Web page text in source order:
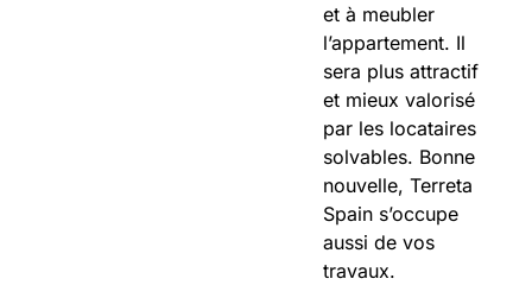
et à meubler
l’appartement. Il
sera plus attractif
et mieux valorisé
par les locataires
solvables. Bonne
nouvelle, Terreta
Spain s’occupe
aussi de vos
travaux.